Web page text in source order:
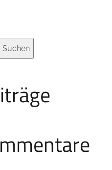
Suchen